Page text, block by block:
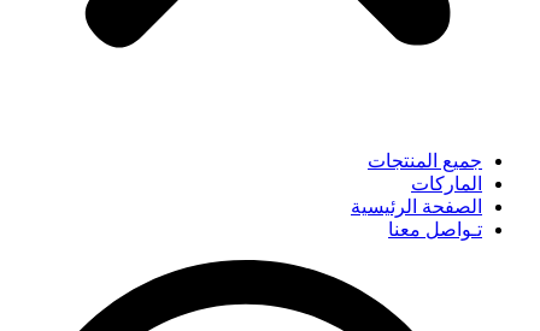
جميع المنتجات
الماركات
الصفحة الرئيسية
تـواصل معنا